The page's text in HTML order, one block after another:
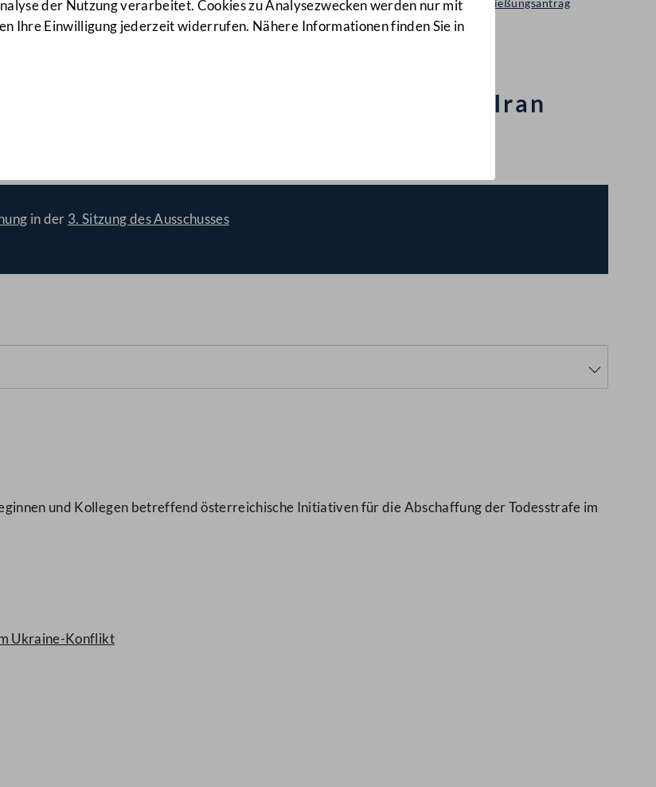
der Nutzung verarbeitet. Cookies zu Analysezwecken werden nur mit
Ihre Einwilligung jederzeit widerrufen. Nähere Informationen finden Sie in
Selbständiger Entschließungsantrag
413/A(E)
die Abschaffung der Todesstrafe im Iran
in der 3. Sitzung des Ausschusses
und Kollegen betreffend österreichische Initiativen für die Abschaffung der Todesstrafe im
Ukraine-Konflikt